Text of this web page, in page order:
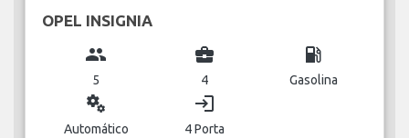
OPEL INSIGNIA
group
5
business_center
4
local_gas_station
Gasolina
miscellaneous_services
Automático
login
4 Porta